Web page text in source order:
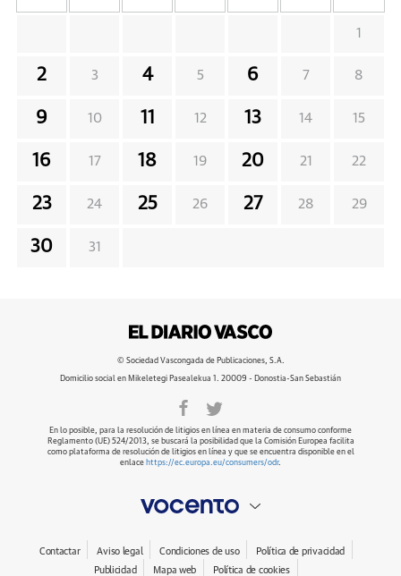
1
2 3 4 5 6 7 8
9 10 11 12 13 14 15
16 17 18 19 20 21 22
23 24 25 26 27 28 29
30 31
© Sociedad Vascongada de Publicaciones, S.A.
Domicilio social en Mikeletegi Pasealekua 1. 20009 - Donostia-San Sebastián
En lo posible, para la resolución de litigios en línea en materia de consumo conforme
Reglamento (UE) 524/2013, se buscará la posibilidad que la Comisión Europea facilita
como plataforma de resolución de litigios en línea y que se encuentra disponible en el
enlace https://ec.europa.eu/consumers/odr.
Contactar Aviso legal Condiciones de uso
Política de privacidad
Publicidad
Mapa web Política de cookies